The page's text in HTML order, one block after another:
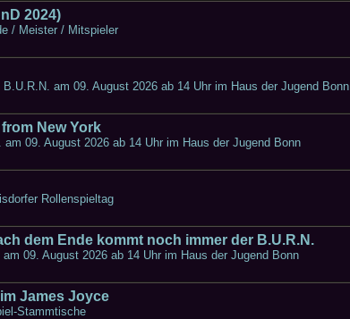
2024)
/ Meister / Mitspieler
B.U.R.N. am 09. August 2026 ab 14 Uhr im Haus der Jugend Bonn
New York
am 09. August 2026 ab 14 Uhr im Haus der Jugend Bonn
Rollenspieltag
dem Ende kommt noch immer der B.U.R.N.
am 09. August 2026 ab 14 Uhr im Haus der Jugend Bonn
James Joyce
Stammtische